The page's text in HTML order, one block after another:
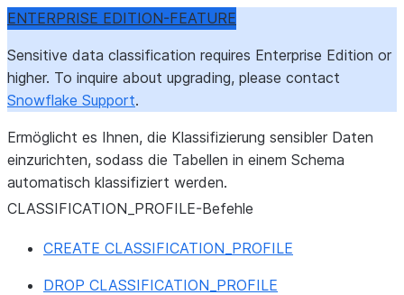
ENTERPRISE EDITION-FEATURE
Sensitive data classification requires Enterprise Edition or
higher. To inquire about upgrading, please contact
Snowflake Support.
Ermöglicht es Ihnen, die Klassifizierung sensibler Daten
einzurichten, sodass die Tabellen in einem Schema
automatisch klassifiziert werden.
CLASSIFICATION_ PROFILE-Befehle
CREATE CLASSIFICATION_PROFILE
DROP CLASSIFICATION_PROFILE